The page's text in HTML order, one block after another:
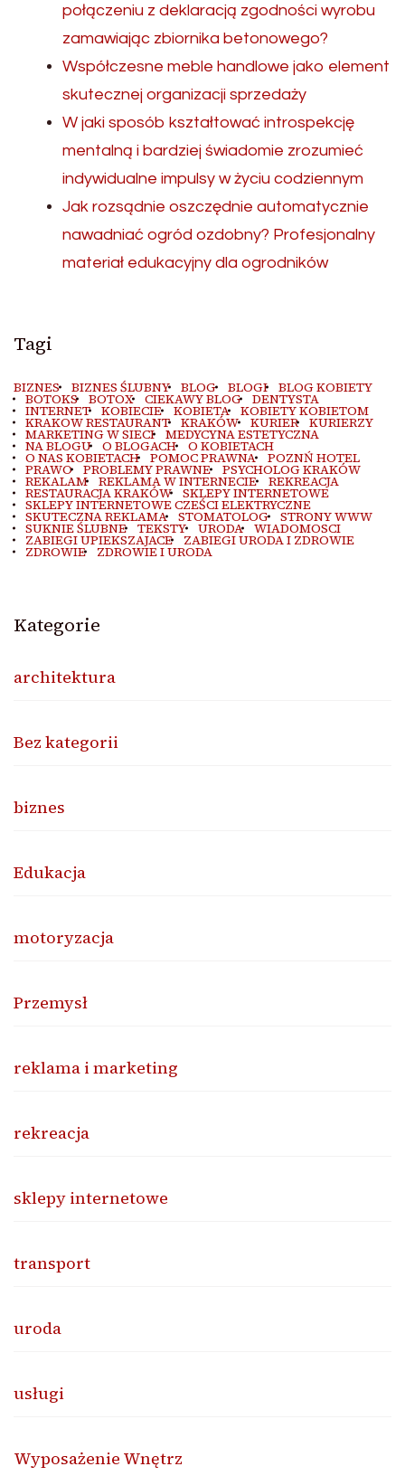
połączeniu z deklaracją zgodności wyrobu
zamawiając zbiornika betonowego?
Współczesne meble handlowe jako element
skutecznej organizacji sprzedaży
W jaki sposób kształtować introspekcję
mentalną i bardziej świadomie zrozumieć
indywidualne impulsy w życiu codziennym
Jak rozsądnie oszczędnie automatycznie
nawadniać ogród ozdobny? Profesjonalny
materiał edukacyjny dla ogrodników
Tagi
BIZNES BIZNES ŚLUBNY BLOG BLOGI BLOG KOBIETY
BOTOKS BOTOX CIEKAWY BLOG DENTYSTA
INTERNET KOBIECIE KOBIETA KOBIETY KOBIETOM
KRAKOW RESTAURANT KRAKÓW KURIER KURIERZY
MARKETING W SIECI MEDYCYNA ESTETYCZNA
NA BLOGU O BLOGACH O KOBIETACH
O NAS KOBIETACH POMOC PRAWNA POZNŃ HOTEL
PRAWO PROBLEMY PRAWNE PSYCHOLOG KRAKÓW
REKALAM REKLAMA W INTERNECIE REKREACJA
RESTAURACJA KRAKÓW SKLEPY INTERNETOWE
SKLEPY INTERNETOWE CZEŚCI ELEKTRYCZNE
SKUTECZNA REKLAMA STOMATOLOG STRONY WWW
SUKNIE ŚLUBNE TEKSTY URODA WIADOMOSCI
ZABIEGI UPIEKSZAJACE ZABIEGI URODA I ZDROWIE
ZDROWIE ZDROWIE I URODA
Kategorie
architektura
Bez kategorii
biznes
Edukacja
motoryzacja
Przemysł
reklama i marketing
rekreacja
sklepy internetowe
transport
uroda
usługi
Wyposażenie Wnętrz